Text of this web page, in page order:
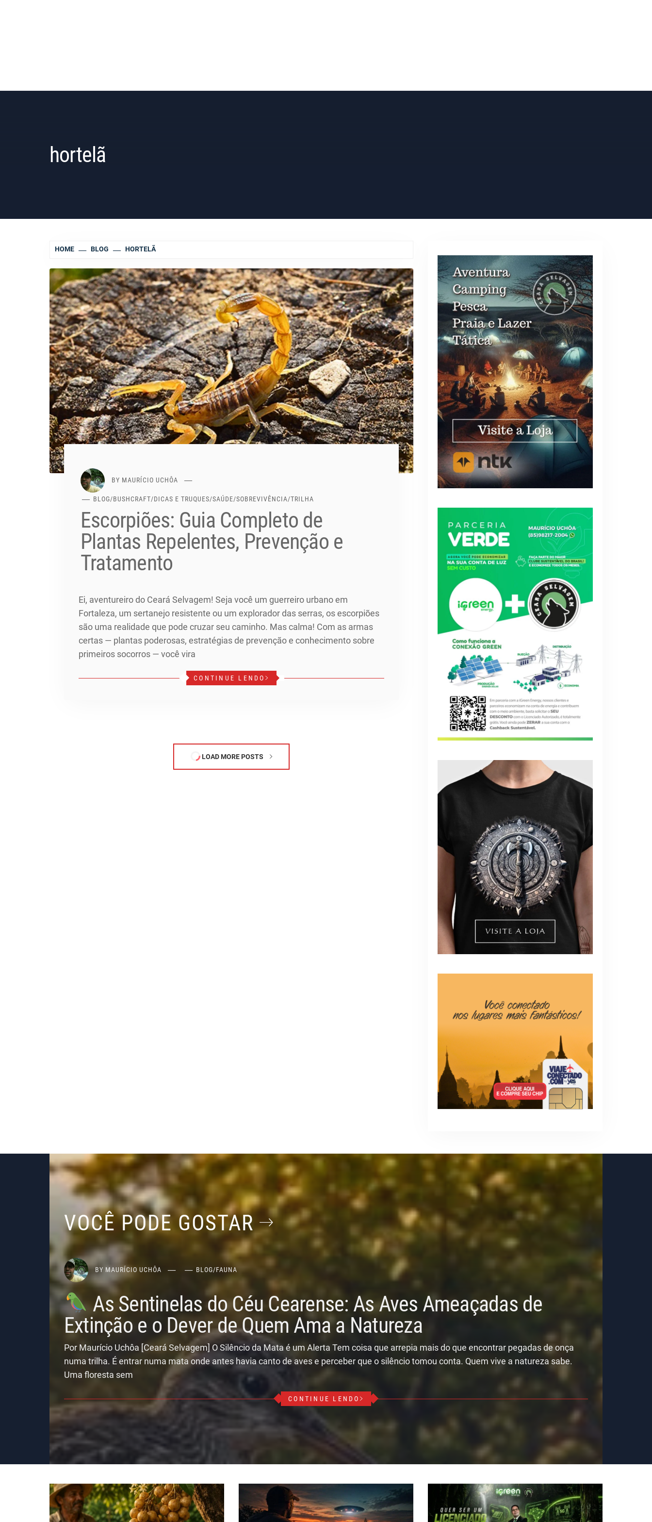
hortelã
HOME BLOG HORTELÃ
BY MAURÍCIO UCHÔA
BLOG/BUSHCRAFT/DICAS E TRUQUES/SAÚDE/SOBREVIVÊNCIA/TRILHA
Escorpiões: Guia Completo de
Plantas Repelentes, Prevenção e
Tratamento
Ei, aventureiro do Ceará Selvagem! Seja você um guerreiro urbano em
Fortaleza, um sertanejo resistente ou um explorador das serras, os escorpiões
são uma realidade que pode cruzar seu caminho. Mas calma! Com as armas
certas — plantas poderosas, estratégias de prevenção e conhecimento sobre
primeiros socorros — você vira
CONTINUE LENDO
LOAD MORE POSTS
VOCÊ PODE GOSTAR
BY MAURÍCIO UCHÔA BLOG/FAUNA
As Sentinelas do Céu Cearense: As Aves Ameaçadas de
Extinção e o Dever de Quem Ama a Natureza
Por Maurício Uchôa [Ceará Selvagem] O Silêncio da Mata é um Alerta Tem coisa que arrepia mais do que encontrar pegadas de onça
numa trilha. É entrar numa mata onde antes havia canto de aves e perceber que o silêncio tomou conta. Quem vive a natureza sabe.
Uma floresta sem
CONTINUE LENDO